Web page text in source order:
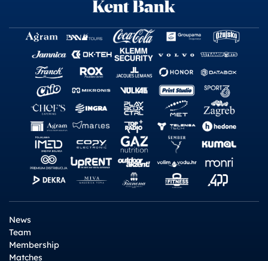
News
Team
Membership
Matches